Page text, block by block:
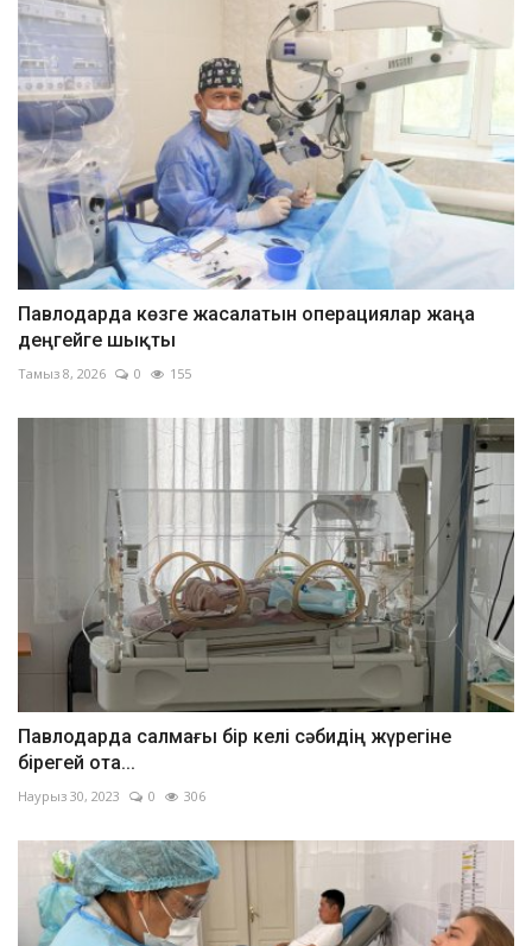
Павлодарда көзге жасалатын операциялар жаңа
деңгейге шықты
Тамыз 8, 2026 0 155
Павлодарда салмағы бір келі сәбидің жүрегіне
бірегей ота...
Наурыз 30, 2023 0 306